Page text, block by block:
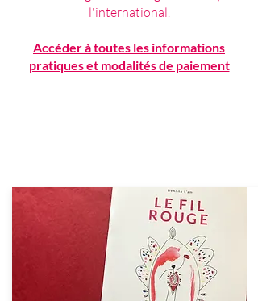
l'international.
Accéder à toutes les informations
pratiques et modalités de paiement